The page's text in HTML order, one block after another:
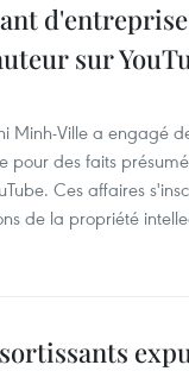
sur
Minh-Ville a engagé
pour des faits
Ces affaires
de la propriété